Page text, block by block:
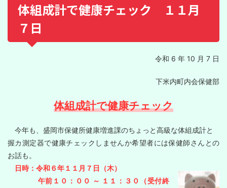
体組成計で健康チェック １１月
７日
令和 6 年 10 月 7 日
下米内町内会保健部
体組成計で健康チェック
今年も、盛岡市保健所健康増進課のちょっと高級な体組成計と
握カ測定器で健康チェックしませんか希望者には保健師さんとの
お話も。
日時：令和６年１１月７日（木）
午前１０：００ ～ １１：３０（受付終